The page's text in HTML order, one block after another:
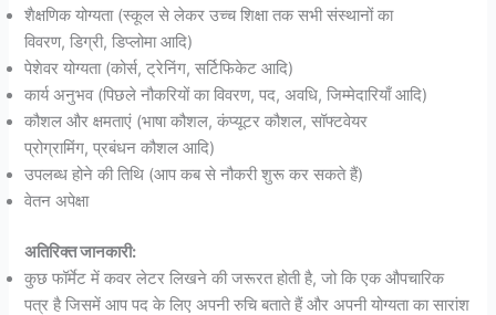
शैक्षणिक योग्यता (स्कूल से लेकर उच्च शिक्षा तक सभी संस्थानों का
विवरण, डिग्री, डिप्लोमा आदि)
पेशेवर योग्यता (कोर्स, ट्रेनिंग, सर्टिफिकेट आदि)
कार्य अनुभव (पिछले नौकरियों का विवरण, पद, अवधि, जिम्मेदारियाँ आदि)
कौशल और क्षमताएं (भाषा कौशल, कंप्यूटर कौशल, सॉफ्टवेयर
प्रोग्रामिंग, प्रबंधन कौशल आदि)
उपलब्ध होने की तिथि (आप कब से नौकरी शुरू कर सकते हैं)
वेतन अपेक्षा
अतिरिक्त जानकारी:
कुछ फॉर्मेट में कवर लेटर लिखने की जरूरत होती है, जो कि एक औपचारिक
पत्र है जिसमें आप पद के लिए अपनी रुचि बताते हैं और अपनी योग्यता का सारांश